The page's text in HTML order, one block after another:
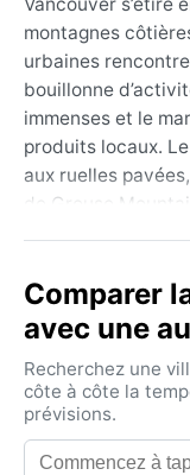
montagnes
urbaines
bouillonne
immenses et le
produits locaux.
aux ruelles
de Grouse
randonnée en une
spectaculaire :
pluviale tempérée.
Le climat de
un été
à septembre, les
Comparer
avec une
Recherchez une
côte à côte la
prévisions.